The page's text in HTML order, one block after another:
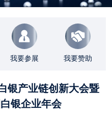
我要参展 我要赞助
银产业链创新大会暨
银企业年会